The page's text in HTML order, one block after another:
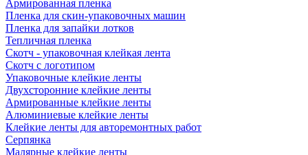
Армированная пленка
Пленка для скин-упаковочных машин
Пленка для запайки лотков
Тепличная пленка
Скотч - упаковочная клейкая лента
Скотч с логотипом
Упаковочные клейкие ленты
Двухсторонние клейкие ленты
Армированные клейкие ленты
Алюминиевые клейкие ленты
Клейкие ленты для авторемонтных работ
Серпянка
Малярные клейкие ленты